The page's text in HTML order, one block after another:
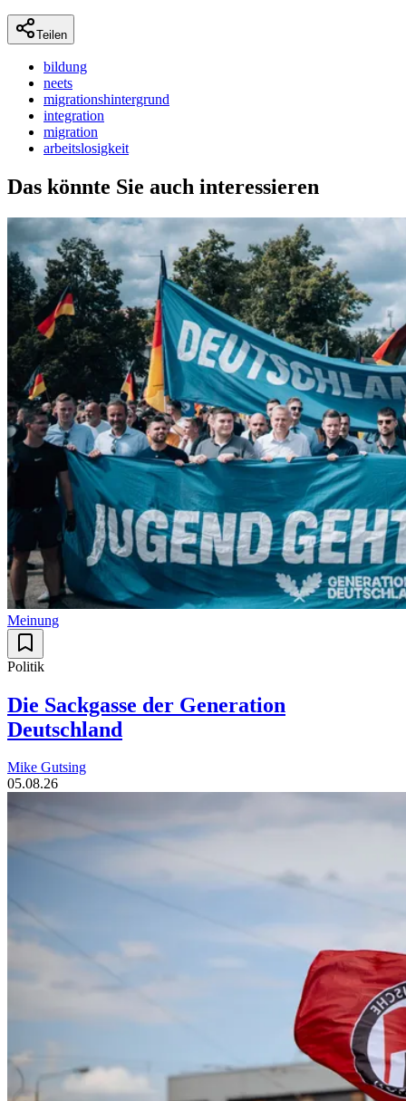
Teilen
bildung
neets
migrationshintergrund
integration
migration
arbeitslosigkeit
Das könnte Sie auch interessieren
Meinung
Politik
Die Sackgasse der Generation
Deutschland
Mike Gutsing
05.08.26